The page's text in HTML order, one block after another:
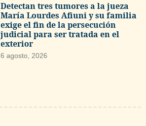
Detectan tres tumores a la jueza
María Lourdes Afiuni y su familia
exige el fin de la persecución
judicial para ser tratada en el
exterior
6 agosto, 2026